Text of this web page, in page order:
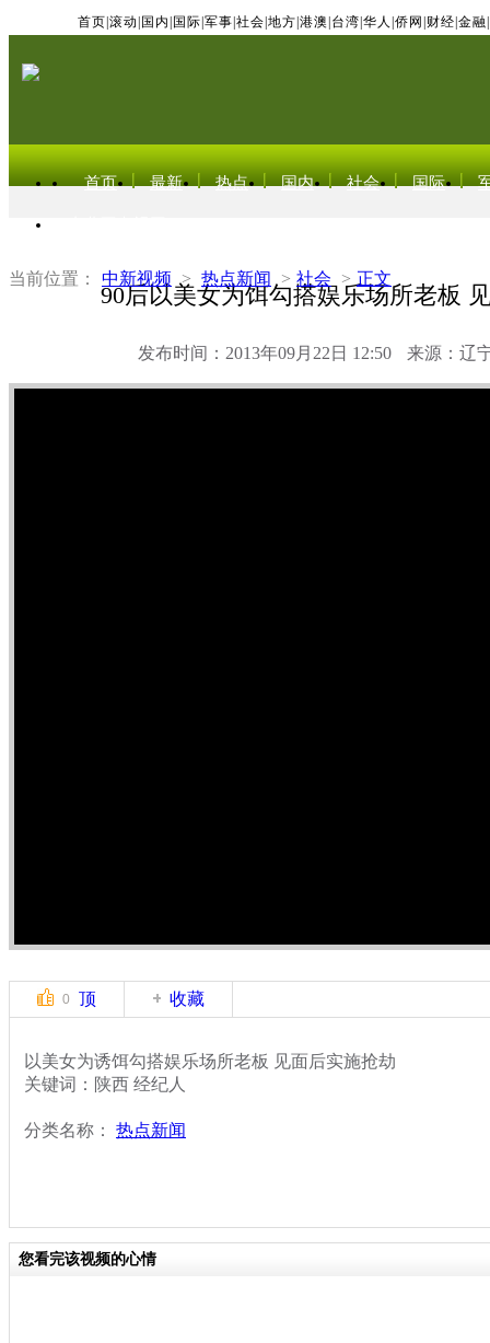
首页 滚动 国内 国际 军事 社会 地方 港澳 台湾 华人 侨网 财经 金融
首页 最新 热点 国内 社会 国际
当前位置： 中新视频 > 热点新闻 > 社会 > 正文
90后以美女为饵勾搭娱乐场所老板
发布时间：2013年09月22日 12:50 来源：辽
0 顶 收藏
以美女为诱饵勾搭娱乐场所老板 见面后实施抢劫
关键词：陕西 经纪人
分类名称： 热点新闻
您看完该视频的心情